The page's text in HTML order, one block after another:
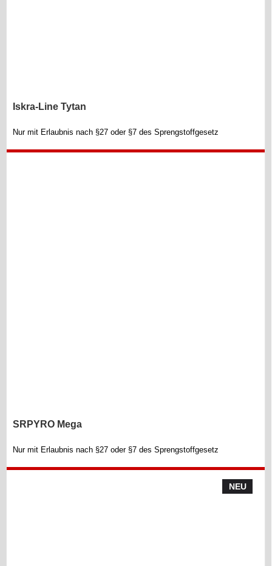
Iskra-Line Tytan
Nur mit Erlaubnis nach §27 oder §7 des Sprengstoffgesetz
SRPYRO Mega
Nur mit Erlaubnis nach §27 oder §7 des Sprengstoffgesetz
NEU